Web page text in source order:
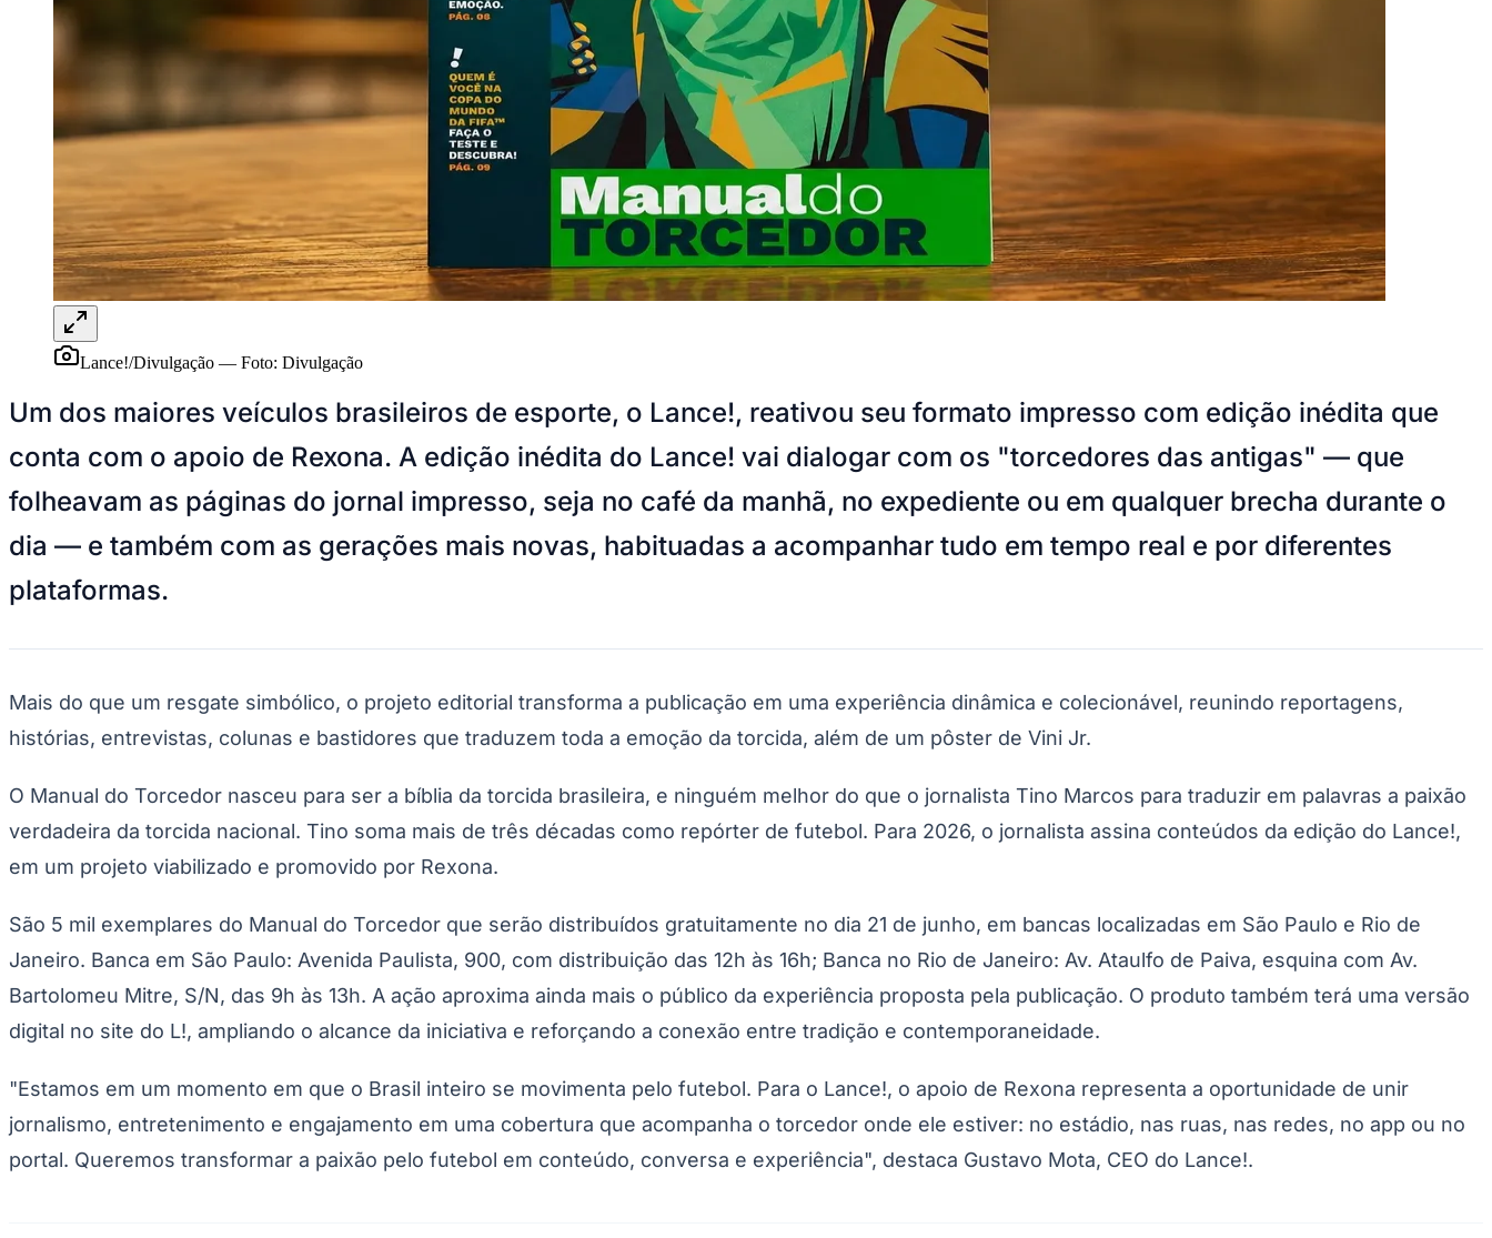
Guia de Empresas
Vagas na Região
Hub de Negócios
Guia Comercial
Selo Verificado
Portal Educacional
Agenda de Vestibulares
Concursos
Panorama Econômico
Panorama Econômico
Para Sua Empresa
Anuncie no Portal
Verificar EmpresaNovo
Publicidade Legal
NFL
UFC
Tênis (ATP)
MLB
NHL
Atletismo
Vôlei
Competições de Futebol
Brasileirão Série A
Brasileirão Série B
Paulistão
Copa do Brasil
Sul-Americana
Champions League
La Liga
Mundial 2026
Times - Ir direto
Lance!/Divulgação — Foto: Divulgação
Um dos maiores veículos brasileiros de esporte, o Lance!, reativou seu formato impresso com edição inédita que
conta com o apoio de Rexona. A edição inédita do Lance! vai dialogar com os "torcedores das antigas" — que
folheavam as páginas do jornal impresso, seja no café da manhã, no expediente ou em qualquer brecha durante o
dia — e também com as gerações mais novas, habituadas a acompanhar tudo em tempo real e por diferentes
plataformas.
Mais do que um resgate simbólico, o projeto editorial transforma a publicação em uma experiência dinâmica e colecionável, reunindo reportagens,
histórias, entrevistas, colunas e bastidores que traduzem toda a emoção da torcida, além de um pôster de Vini Jr.
O Manual do Torcedor nasceu para ser a bíblia da torcida brasileira, e ninguém melhor do que o jornalista Tino Marcos para traduzir em palavras a paixão
verdadeira da torcida nacional. Tino soma mais de três décadas como repórter de futebol. Para 2026, o jornalista assina conteúdos da edição do Lance!,
em um projeto viabilizado e promovido por Rexona.
São 5 mil exemplares do Manual do Torcedor que serão distribuídos gratuitamente no dia 21 de junho, em bancas localizadas em São Paulo e Rio de
Janeiro. Banca em São Paulo: Avenida Paulista, 900, com distribuição das 12h às 16h; Banca no Rio de Janeiro: Av. Ataulfo de Paiva, esquina com Av.
Bartolomeu Mitre, S/N, das 9h às 13h. A ação aproxima ainda mais o público da experiência proposta pela publicação. O produto também terá uma versão
digital no site do L!, ampliando o alcance da iniciativa e reforçando a conexão entre tradição e contemporaneidade.
"Estamos em um momento em que o Brasil inteiro se movimenta pelo futebol. Para o Lance!, o apoio de Rexona representa a oportunidade de unir
jornalismo, entretenimento e engajamento em uma cobertura que acompanha o torcedor onde ele estiver: no estádio, nas ruas, nas redes, no app ou no
portal. Queremos transformar a paixão pelo futebol em conteúdo, conversa e experiência", destaca Gustavo Mota, CEO do Lance!.